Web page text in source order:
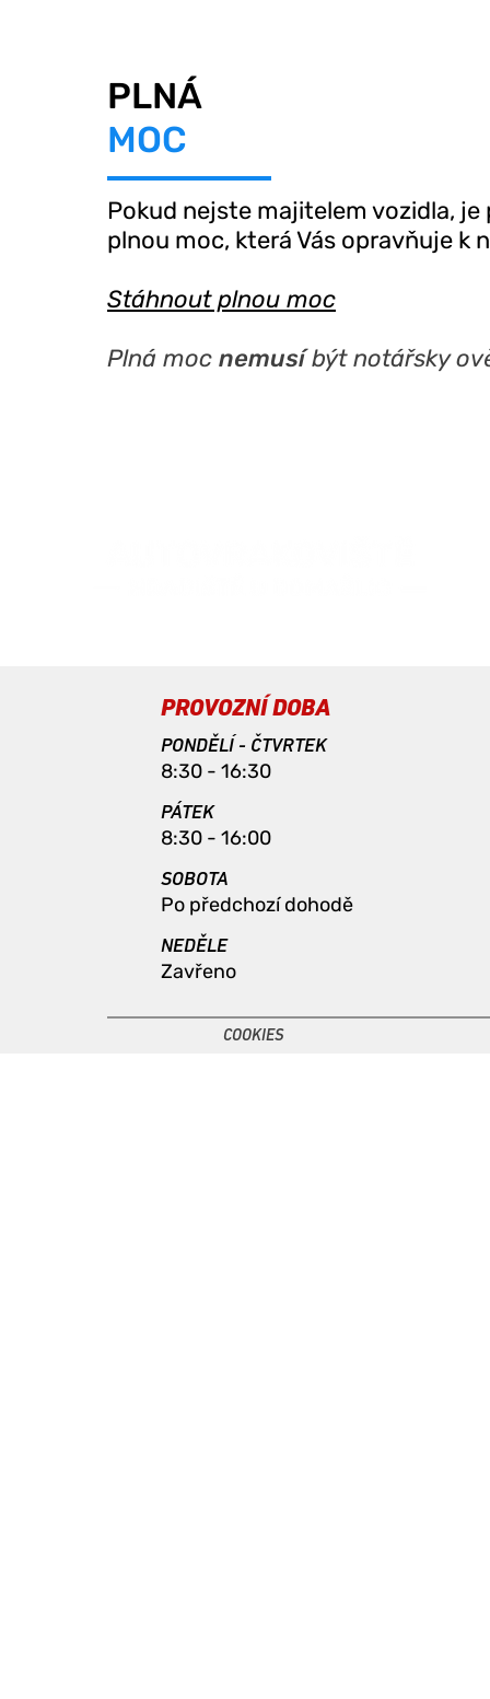
PLNÁ
MOC
Pokud nejste majitelem vozidla,
plnou moc, která Vás opravňuje k
Stáhnout plnou moc
Plná moc nemusíbýt notářsky
PROVOZNÍ DOBA
PONDĚLÍ - ČTVRTEK
8:30 - 16:30
PÁTEK
8:30 - 16:00
SOBOTA
Po předchozí dohodě
NEDĚLE
Zavřeno
COOKIES